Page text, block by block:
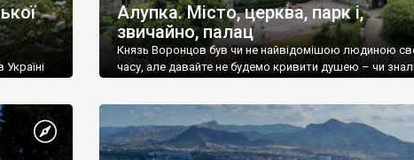
Алупка. Місто, церква, парк і,
звичайно, палац
Князь Воронцов був чи не найвідомішою людиною
часу, але давайте не будемо кривити душею – чи